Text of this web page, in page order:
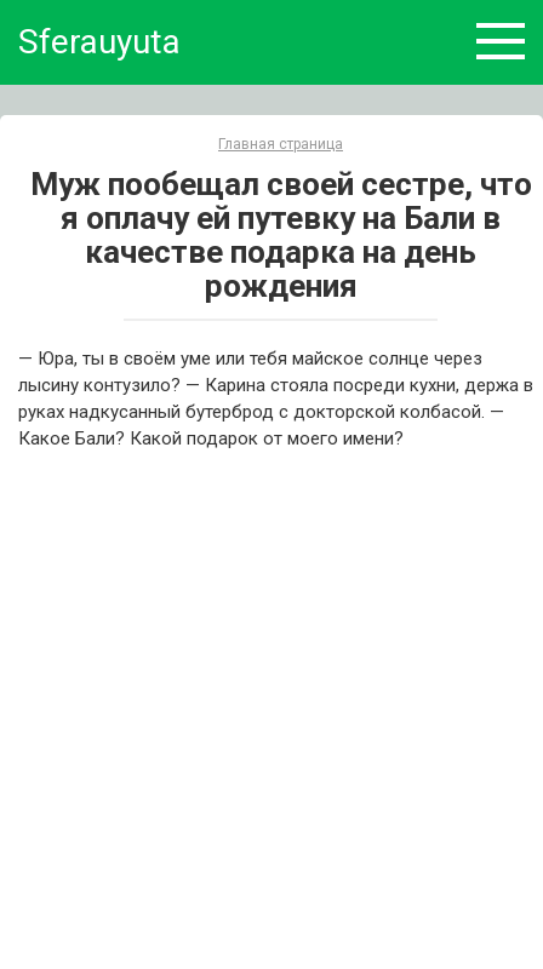
Sferauyuta
Главная страница
Муж пообещал своей сестре, что
я оплачу ей путевку на Бали в
качестве подарка на день
рождения
— Юра, ты в своём уме или тебя майское солнце через
лысину контузило? — Карина стояла посреди кухни, держа в
руках надкусанный бутерброд с докторской колбасой. —
Какое Бали? Какой подарок от моего имени?